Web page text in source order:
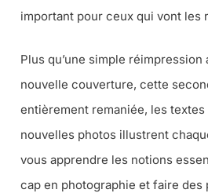
important pour ceux qui vont les
Plus qu’une simple réimpression
nouvelle couverture, cette
entièrement remaniée, les textes
nouvelles photos illustrent
vous apprendre les notions
cap en photographie et faire des